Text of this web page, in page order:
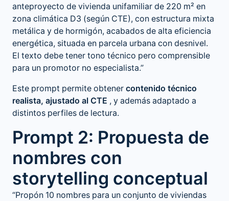
anteproyecto de vivienda unifamiliar de 220 m² en
zona climática D3 (según CTE), con estructura mixta
metálica y de hormigón, acabados de alta eficiencia
energética, situada en parcela urbana con desnivel.
El texto debe tener tono técnico pero comprensible
para un promotor no especialista.”
Este prompt permite obtener contenido técnico
realista, ajustado al CTE , y además adaptado a
distintos perfiles de lectura.
Prompt 2: Propuesta de
nombres con
storytelling conceptual
“Propón 10 nombres para un conjunto de viviendas